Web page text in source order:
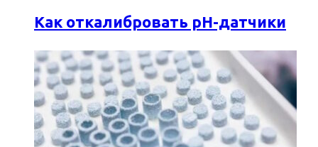
Как откалибровать pH-датчики